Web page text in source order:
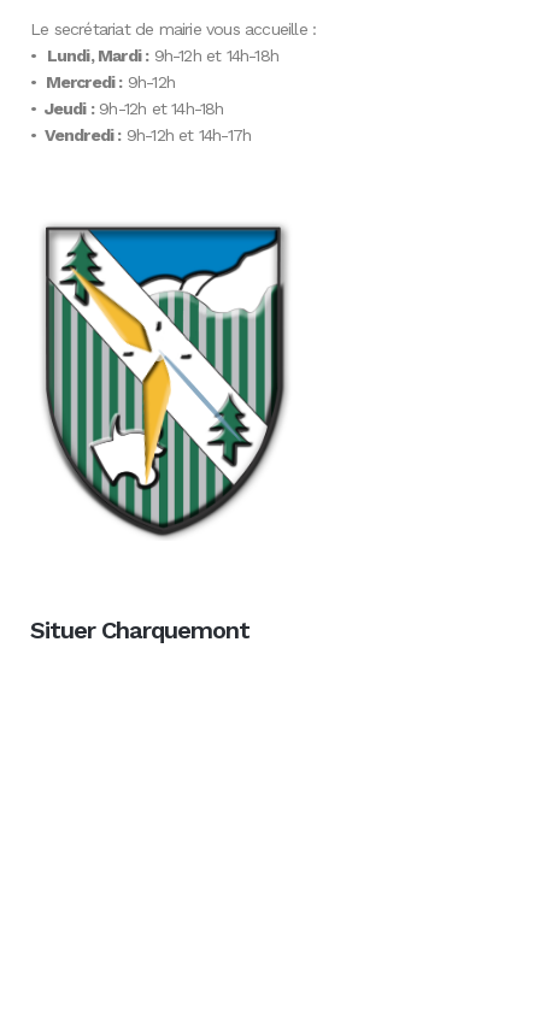
Le secrétariat de mairie vous accueille :
• Lundi, Mardi :9h-12h et 14h-18h
• Mercredi :9h-12h
• Jeudi :9h-12h et 14h-18h
• Vendredi :9h-12h et 14h-17h
Situer Charquemont